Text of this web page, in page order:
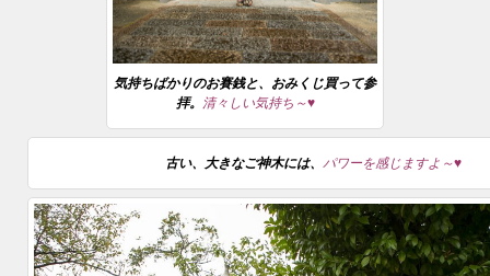
気持ちばかりのお賽銭と、おみくじ買って参
拝。 清々しい気持ち～♥
古い、大きなご神木には、パワーを感じますよ～♥